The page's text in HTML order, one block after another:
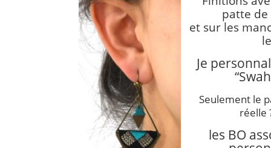
patte
et sur les
Je
Seulement le
réelle
les BO